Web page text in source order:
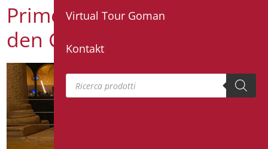
Prime im Wettbewerb für
den Compasso d’Oro ADI
Virtual Tour Goman
Kontakt
Products search